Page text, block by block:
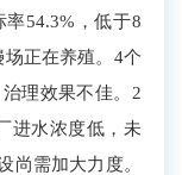
率54.3%，低于8
场正在养殖。 4个
理效果不佳。2
进水浓度低，未
尚需加大力度。